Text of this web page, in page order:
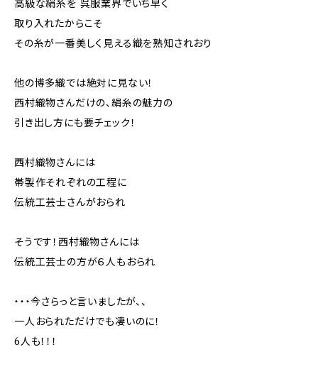
高級な絹糸を 呉服業界でいち早く
取り入れたからこそ
その糸が一番美しく見える織を熟知されおり
他の博多織では絶対に見ない！
西村織物さんだけの、絹糸の魅力の
引き出し方にも要チェック！
西村織物さんには
帯製作それぞれの工程に
伝統工芸士さんがおられ
そうです！西村織物さんには
伝統工芸士の方が６人もおられ
・・・今さらっと言いましたが、、
一人おられただけでも凄いのに！
6人も！！！